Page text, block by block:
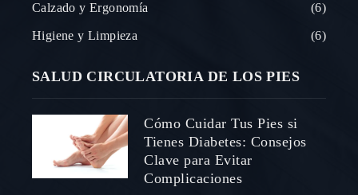
Calzado y Ergonomía 6
Higiene y Limpieza 6
SALUD CIRCULATORIA DE LOS PIES
Cómo Cuidar Tus Pies si
Tienes Diabetes: Consejos
Clave para Evitar
Complicaciones